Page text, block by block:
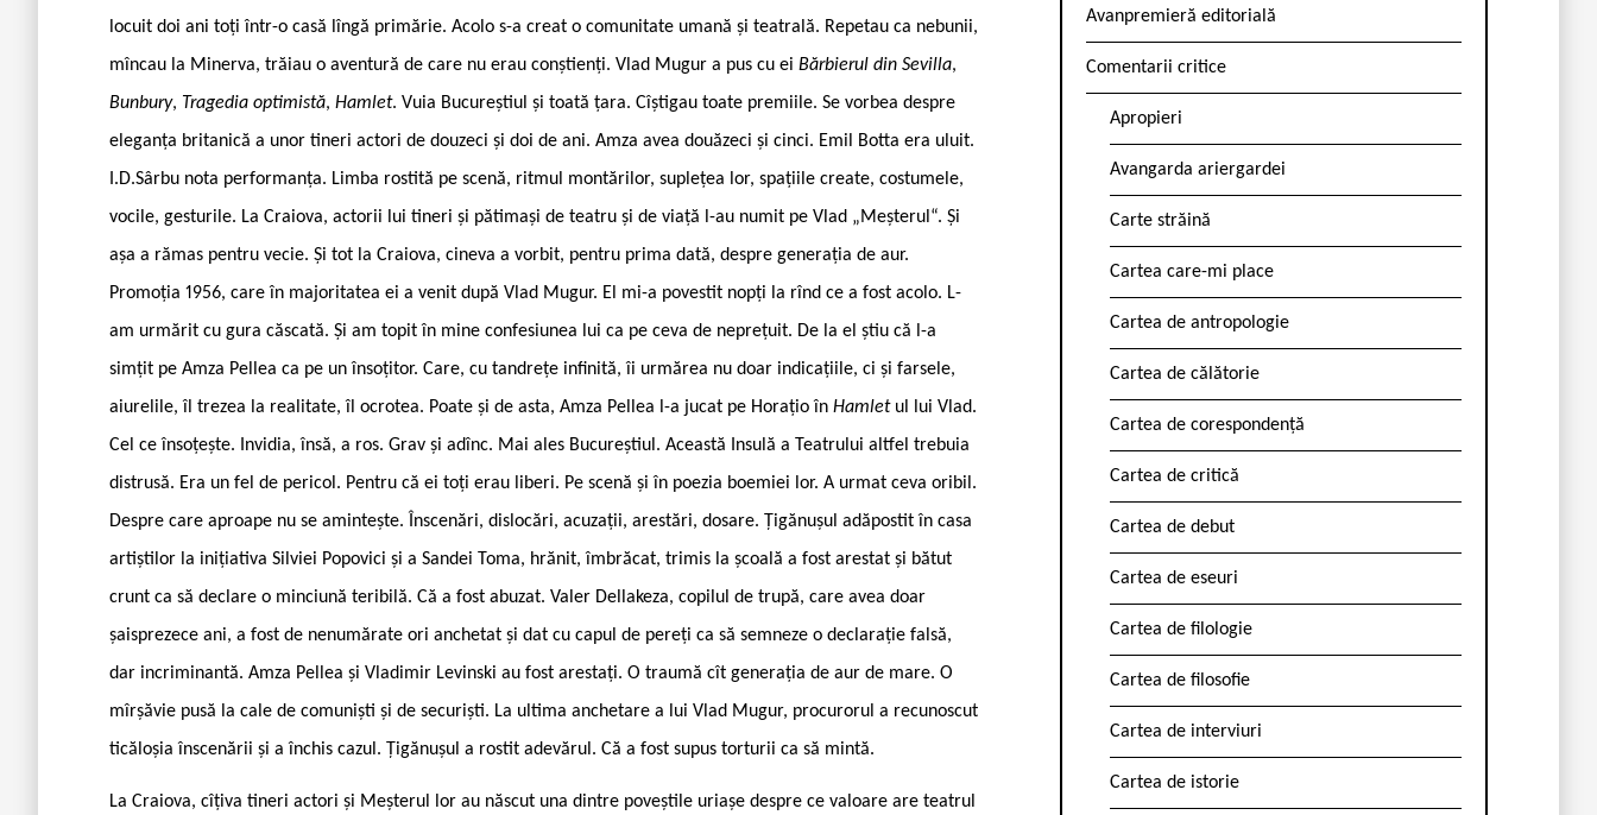
locuit doi ani toți într-o casă lîngă primărie. Acolo s-a creat o comunitate umană și teatrală. Repetau ca nebunii,
mîncau la Minerva, trăiau o aventură de care nu erau conștienți. Vlad Mugur a pus cu ei Bărbierul din Sevilla,
Bunbury, Tragedia optimistă, Hamlet. Vuia Bucureștiul și toată țara. Cîștigau toate premiile. Se vorbea despre
eleganța britanică a unor tineri actori de douzeci și doi de ani. Amza avea douăzeci și cinci. Emil Botta era uluit.
I.D.Sârbu nota performanța. Limba rostită pe scenă, ritmul montărilor, suplețea lor, spațiile create, costumele,
vocile, gesturile. La Craiova, actorii lui tineri și pătimași de teatru și de viață l-au numit pe Vlad „Meșterul“. Și
așa a rămas pentru vecie. Și tot la Craiova, cineva a vorbit, pentru prima dată, despre generația de aur.
Promoția 1956, care în majoritatea ei a venit după Vlad Mugur. El mi-a povestit nopți la rînd ce a fost acolo. L-
am urmărit cu gura căscată. Și am topit în mine confesiunea lui ca pe ceva de neprețuit. De la el știu că l-a
simțit pe Amza Pellea ca pe un însoțitor. Care, cu tandrețe infinită, îi urmărea nu doar indicațiile, ci și farsele,
aiurelile, îl trezea la realitate, îl ocrotea. Poate și de asta, Amza Pellea l-a jucat pe Horațio în Hamlet ul lui Vlad.
Cel ce însoțește. Invidia, însă, a ros. Grav și adînc. Mai ales Bucureștiul. Această Insulă a Teatrului altfel trebuia
distrusă. Era un fel de pericol. Pentru că ei toți erau liberi. Pe scenă și în poezia boemiei lor. A urmat ceva oribil.
Despre care aproape nu se amintește. Înscenări, dislocări, acuzații, arestări, dosare. Țigănușul adăpostit în casa
artiștilor la inițiativa Silviei Popovici și a Sandei Toma, hrănit, îmbrăcat, trimis la școală a fost arestat și bătut
crunt ca să declare o minciună teribilă. Că a fost abuzat. Valer Dellakeza, copilul de trupă, care avea doar
șaisprezece ani, a fost de nenumărate ori anchetat și dat cu capul de pereți ca să semneze o declarație falsă,
dar incriminantă. Amza Pellea și Vladimir Levinski au fost arestați. O traumă cît generația de aur de mare. O
mîrșăvie pusă la cale de comuniști și de securiști. La ultima anchetare a lui Vlad Mugur, procurorul a recunoscut
ticăloșia înscenării și a închis cazul. Țigănușul a rostit adevărul. Că a fost supus torturii ca să mintă.
La Craiova, cîțiva tineri actori și Meșterul lor au născut una dintre poveștile uriașe despre ce valoare are teatrul
Avanpremieră editorială
Comentarii critice
Apropieri
Avangarda ariergardei
Carte străină
Cartea care-mi place
Cartea de antropologie
Cartea de călătorie
Cartea de corespondență
Cartea de critică
Cartea de debut
Cartea de eseuri
Cartea de filologie
Cartea de filosofie
Cartea de interviuri
Cartea de istorie